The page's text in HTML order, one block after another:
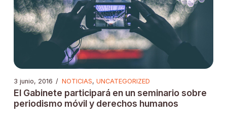
3 junio, 2016 / NOTICIAS, UNCATEGORIZED
El Gabinete participará en un seminario sobre
periodismo móvil y derechos humanos